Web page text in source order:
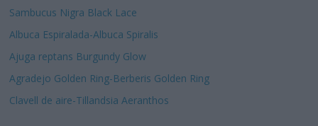
Sambucus Nigra Black Lace
Albuca Espiralada-Albuca Spiralis
Ajuga reptans Burgundy Glow
Agradejo Golden Ring-Berberis Golden Ring
Clavell de aire-Tillandsia Aeranthos